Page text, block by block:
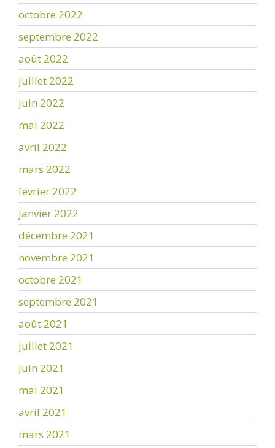
octobre 2022
septembre 2022
août 2022
juillet 2022
juin 2022
mai 2022
avril 2022
mars 2022
février 2022
janvier 2022
décembre 2021
novembre 2021
octobre 2021
septembre 2021
août 2021
juillet 2021
juin 2021
mai 2021
avril 2021
mars 2021